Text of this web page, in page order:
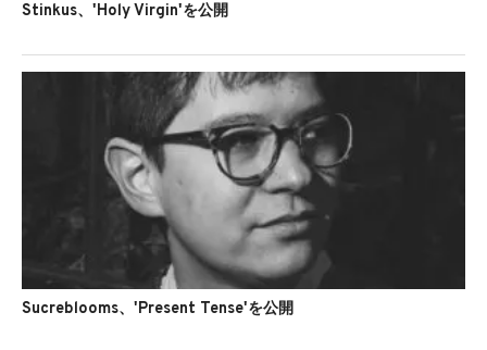
Stinkus、'Holy Virgin'を公開
Sucreblooms、'Present Tense'を公開